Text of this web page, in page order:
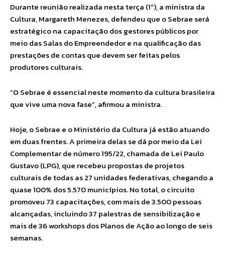
Durante reunião realizada nesta terça (1º), a ministra da
Cultura, Margareth Menezes, defendeu que o Sebrae será
estratégico na capacitação dos gestores públicos por
meio das Salas do Empreendedor e na qualificação das
prestações de contas que devem ser feitas pelos
produtores culturais.
“O Sebrae é essencial neste momento da cultura brasileira
que vive uma nova fase”, afirmou a ministra.
Hoje, o Sebrae e o Ministério da Cultura já estão atuando
em duas frentes. A primeira delas se dá por meio da Lei
Complementar de número 195/22, chamada de Lei Paulo
Gustavo (LPG), que recebeu propostas de projetos
culturais de todas as 27 unidades federativas, chegando a
quase 100% dos 5.570 municípios. No total, o circuito
promoveu 73 capacitações, com mais de 3.500 pessoas
alcançadas, incluindo 37 palestras de sensibilização e
mais de 36 workshops dos Planos de Ação ao longo de seis
semanas.